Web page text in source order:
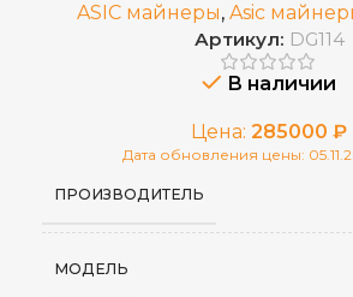
ASIC майнеры, Asic
Артикул: DG114
В наличии
Цена: 285000 ₽
Дата обновления цены:
ПРОИЗВОДИТЕЛЬ
МОДЕЛЬ